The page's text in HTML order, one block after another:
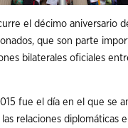
el décimo aniversario
que son parte
bilaterales oficiales
fue el día en el que se
relaciones diplomáticas